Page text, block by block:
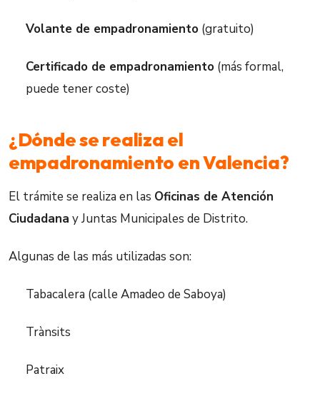
Volante de empadronamiento (gratuito)
Certificado de empadronamiento (más formal,
puede tener coste)
¿Dónde se realiza el
empadronamiento en Valencia?
El trámite se realiza en las Oficinas de Atención
Ciudadana y Juntas Municipales de Distrito.
Algunas de las más utilizadas son:
Tabacalera (calle Amadeo de Saboya)
Trànsits
Patraix